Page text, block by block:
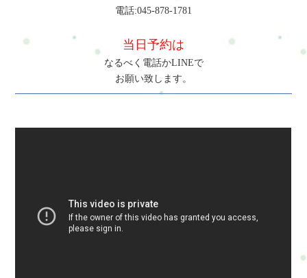
電話:045-878-1781
当日予約は
なるべく電話かLINEで
お願い致します。